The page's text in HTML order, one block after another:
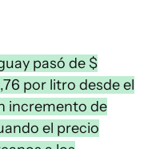
pasó de $
por litro desde el
incremento de
el precio